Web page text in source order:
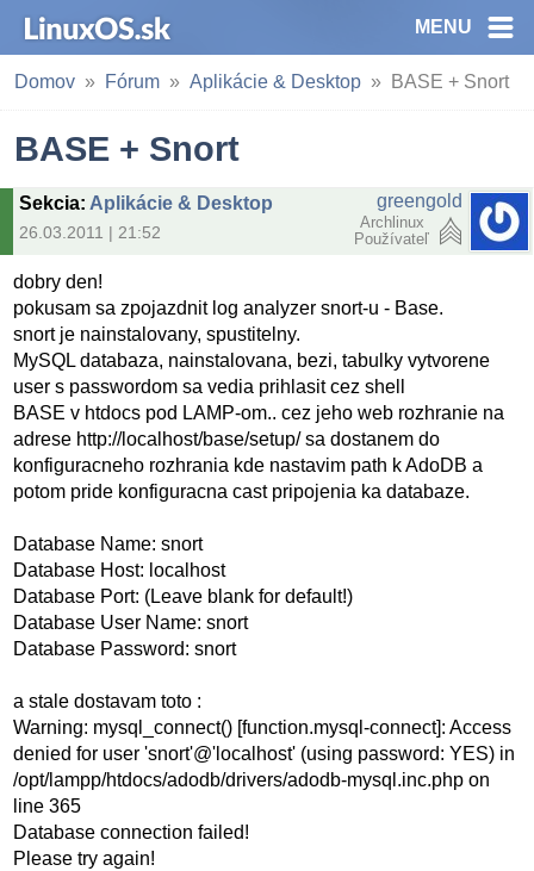
MENU
Domov Fórum Aplikácie & Desktop BASE + Snort
BASE + Snort
Sekcia: Aplikácie & Desktop
26.03.2011 | 21:52
greengold
Archlinux
Používateľ
dobry den!
pokusam sa zpojazdnit log analyzer snort-u - Base.
snort je nainstalovany, spustitelny.
MySQL databaza, nainstalovana, bezi, tabulky vytvorene
user s passwordom sa vedia prihlasit cez shell
BASE v htdocs pod LAMP-om.. cez jeho web rozhranie na
adrese http://localhost/base/setup/ sa dostanem do
konfiguracneho rozhrania kde nastavim path k AdoDB a
potom pride konfiguracna cast pripojenia ka databaze.
Database Name: snort
Database Host: localhost
Database Port: (Leave blank for default!)
Database User Name: snort
Database Password: snort
a stale dostavam toto :
Warning: mysql_connect() [function.mysql-connect]: Access
denied for user 'snort'@'localhost' (using password: YES) in
/opt/lampp/htdocs/adodb/drivers/adodb-mysql.inc.php on
line 365
Database connection failed!
Please try again!